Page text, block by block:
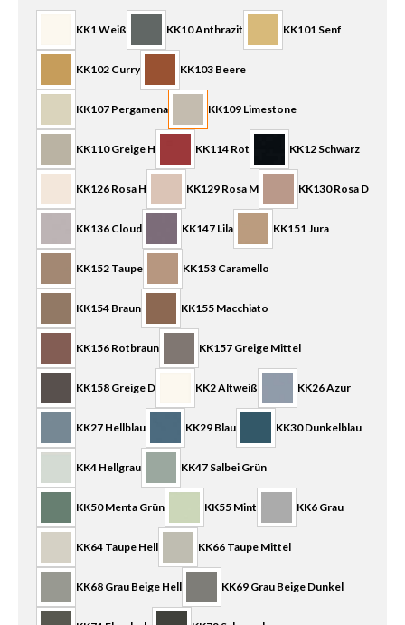
KK1 Weiß KK10 Anthrazit KK101 Senf
KK102 Curry KK103 Beere
KK107 Pergamena KK109 Limestone
KK110 Greige H KK114 Rot KK12 Schwarz
KK126 Rosa H KK129 Rosa M KK130 Rosa D
KK136 Cloud KK147 Lila KK151 Jura
KK152 Taupe KK153 Caramello
KK154 Braun KK155 Macchiato
KK156 Rotbraun KK157 Greige Mittel
KK158 Greige D KK2 Altweiß KK26 Azur
KK27 Hellblau KK29 Blau KK30 Dunkelblau
KK4 Hellgrau KK47 Salbei Grün
KK50 Menta Grün KK55 Mint KK6 Grau
KK64 Taupe Hell KK66 Taupe Mittel
KK68 Grau Beige Hell KK69 Grau Beige Dunkel